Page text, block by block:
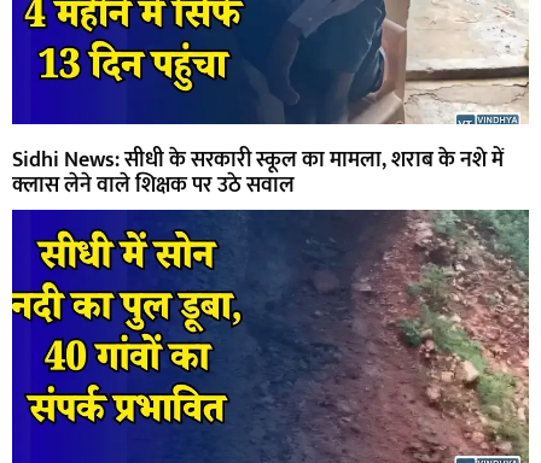
Sidhi News: सीधी के सरकारी स्कूल का मामला, शराब के नशे में
क्लास लेने वाले शिक्षक पर उठे सवाल